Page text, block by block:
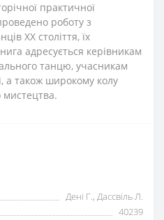
практичної
роботу з
ХХ століття, їх
адресується керівникам
танцю, учасникам
а також широкому колу
Дені Г., Дассвіль Л.
40239